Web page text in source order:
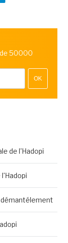
50000
OK
de l'Hadopi
démantélement